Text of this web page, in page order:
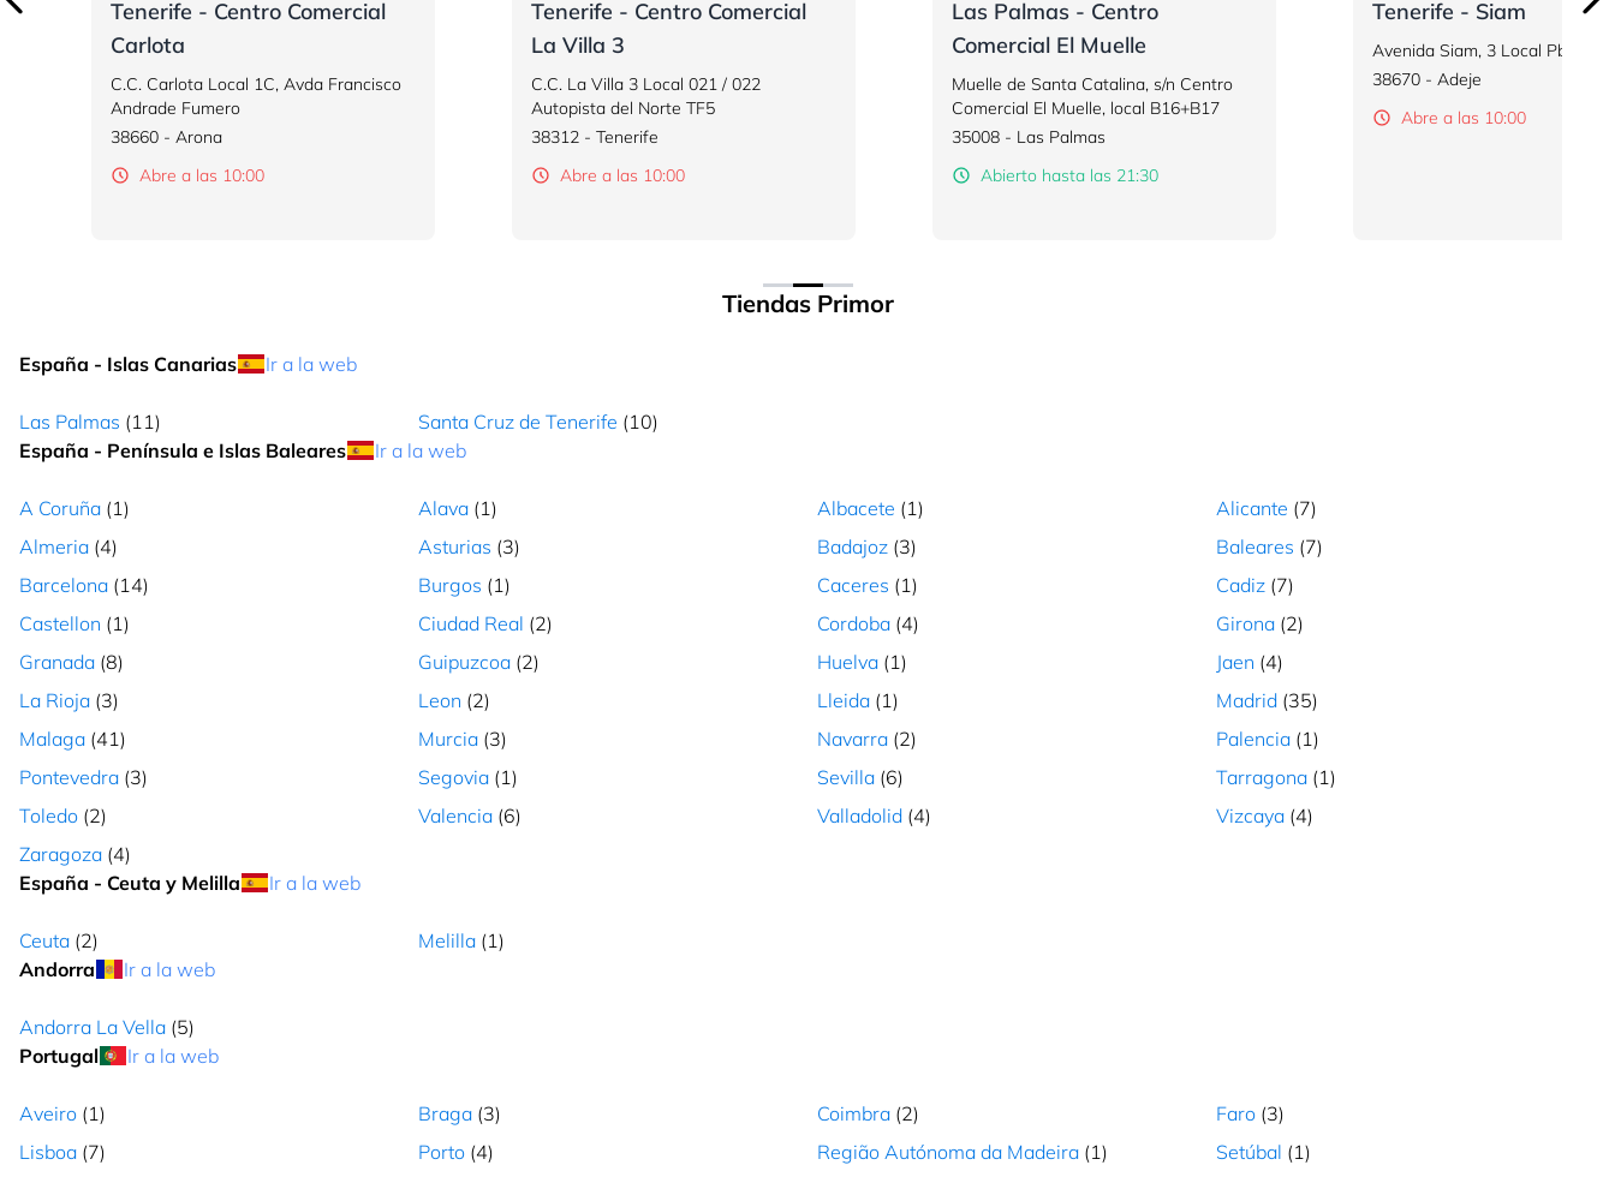
Cerrado
L - D: 10:00 - 22:00 Cómo llegar
LAS PALMAS - CENTRO COMERCIAL LAS ARENAS
Las Palmas, Las Palmas, 35010, Canarias
LAS PALMAS - AVENIDA PINTOR FELO MONZÓN, 44
Avenida Pintor Felo Monzón 44 Local 0-9 , Las Palmas, Las
Palmas, 35019, Canarias
Cerrado
Cómo llegar
TENERIFE - PUERTO DE LA CRUZ
Avenida Cristobal Colón 14 L.4 , Santa Cruz de Teneri, Santa
Cruz de Tenerife, 38400, Canarias
Cerrado
Cómo llegar
FUERTEVENTURA - CENTRO COMERCIAL ROTONDAS,
LOCAL 18-21
Calle Francisco Pi y Arsuaga 2 , Puerto del Rosario, Las
Palmas, 35600, Canarias
Carretera del Norte 112 Centro Comercial La Ballena, local 0-
32A, Las Palmas, Las Palmas, 35013, Canarias
Tenerife - Centro Comercial
Carlota
C.C. Carlota Local 1C, Avda Francisco
Andrade Fumero
38660 - Arona
Abre a las 10:00
Tenerife - Centro Comercial
La Villa 3
C.C. La Villa 3 Local 021 / 022
Autopista del Norte TF5
38312 - Tenerife
Abre a las 10:00
Las Palmas - Centro
Comercial El Muelle
Muelle de Santa Catalina, s/n Centro
Comercial El Muelle, local B16+B17
35008 - Las Palmas
Abierto hasta las 21:30
Tenerife - Siam
Avenida Siam, 3 Local Pb-P41
38670 - Adeje
Abre a las 10:00
Tiendas Primor
España - Islas Canarias Ir a la web
Las Palmas (11) Santa Cruz de Tenerife (10)
España - Península e Islas Baleares
Ir a la web
A Coruña (1) Alava (1) Albacete (1) Alicante (7)
Almeria (4) Asturias (3) Badajoz (3) Baleares (7)
Barcelona (14) Burgos (1) Caceres (1) Cadiz (7)
Castellon (1) Ciudad Real (2) Cordoba (4) Girona (2)
Granada (8) Guipuzcoa (2) Huelva (1) Jaen (4)
La Rioja (3) Leon (2) Lleida (1) Madrid (35)
Malaga (41) Murcia (3) Navarra (2) Palencia (1)
Pontevedra (3) Segovia (1) Sevilla (6) Tarragona (1)
Toledo (2) Valencia (6) Valladolid (4) Vizcaya (4)
Zaragoza (4)
España - Ceuta y Melilla
Ir a la web
Ceuta (2) Melilla (1)
Andorra
Ir a la web
Andorra La Vella (5)
Portugal
Ir a la web
Aveiro (1) Braga (3) Coimbra (2) Faro (3)
Lisboa (7) Porto (4) Região Autónoma da Madeira (1) Setúbal (1)